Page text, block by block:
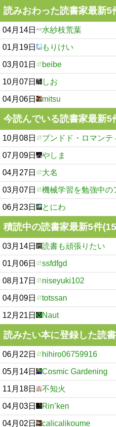
読みおわった読書家最新5
04月14日 水紗枝荒葉
01月19日 もりけい
03月01日 beibe
10月07日 しお
04月06日 mitsu
今読んでいる読書家最新5
10月08日 ブンドド・ロマンテ
07月09日 やしま
04月27日 大名
03月07日 機械学習を勉強中の
06月23日 とにわ
積読中の読書家最新5件
03月14日 読書も頑張りたい
01月06日 ssfdfgd
08月17日 niseyuki102
04月09日 totssan
12月21日 Naut
読みたい本に登録した読
06月22日 hihiro06759916
05月14日 Cosmic Gardening
11月18日 不知火
04月03日 Rin’ken
04月02日 calicalikoume